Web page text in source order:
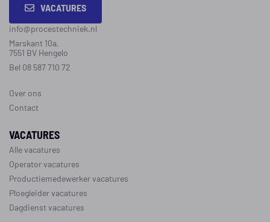
VACATURES
info@procestechniek.nl
Marskant 10a,
7551 BV Hengelo
Bel 08 587 710 72
Over ons
Contact
VACATURES
Alle vacatures
Operator vacatures
Productiemedewerker vacatures
Ploegleider vacatures
Dagdienst vacatures